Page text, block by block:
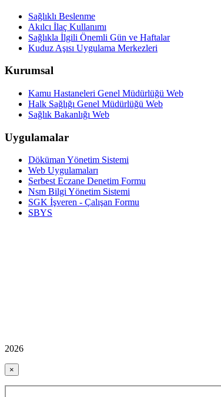
Sağlıklı Beslenme
Akılcı İlaç Kullanımı
Sağlıkla İlgili Önemli Gün ve Haftalar
Kuduz Aşısı Uygulama Merkezleri
Kurumsal
Kamu Hastaneleri Genel Müdürlüğü Web
Halk Sağlığı Genel Müdürlüğü Web
Sağlık Bakanlığı Web
Uygulamalar
Döküman Yönetim Sistemi
Web Uygulamaları
Serbest Eczane Denetim Formu
Nsm Bilgi Yönetim Sistemi
SGK İşveren - Çalışan Formu
SBYS
2026
×